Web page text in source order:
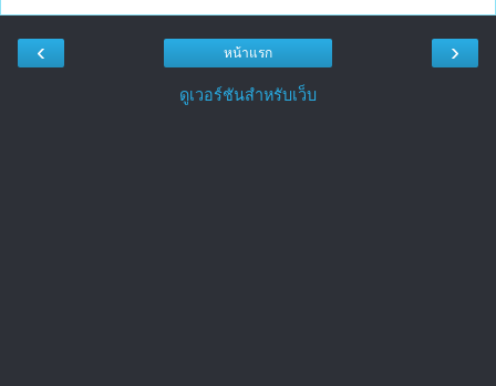
‹ ›
หน้าแรก
ดูเวอร์ชันสำหรับเว็บ